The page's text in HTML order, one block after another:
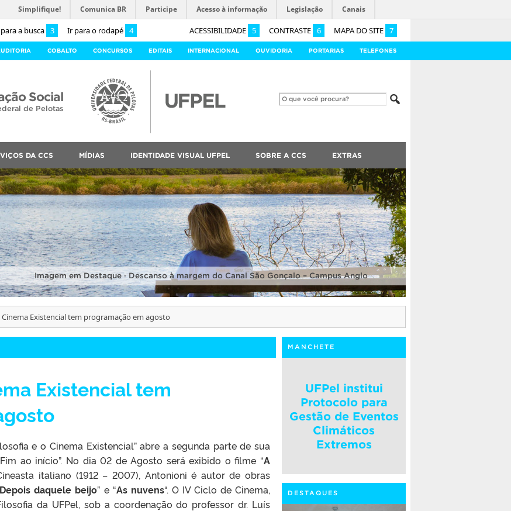
a busca 3 Ir para o rodapé 4 ACESSIBILIDADE 5 CONTRASTE 6 MAPA DO SITE 7
Simplifique! Comunica BR Participe Acesso à informação Legislação Canais
COBALTO CONCURSOS EDITAIS INTERNACIONAL OUVIDORIA PORTARIAS TELEFONES
Social
de Pelotas
DA CCS MÍDIAS IDENTIDADE VISUAL UFPEL SOBRE A CCS EXTRAS
Imagem em Destaque · Descanso à margem do Canal São Gonçalo – Campus Anglo
Cinema Existencial tem programação em agosto
Existencial tem
e o Cinema Existencial” abre a segunda parte de sua
ao início”. No dia 02 de Agosto será exibido o filme “A
italiano (1912 – 2007), Antonioni é autor de obras
daquele beijo” e “As nuvens“. O IV Ciclo de Cinema,
da UFPel, sob a coordenação do professor dr. Luís
MANCHETE
UFPel institui
Protocolo para
Gestão de Eventos
Climáticos
Extremos
DESTAQUES